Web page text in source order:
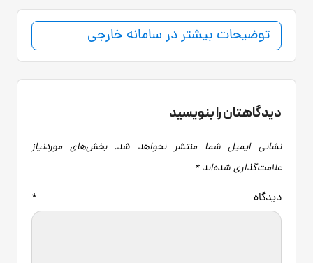
توضیحات بیشتر در سامانه خارجی
دیدگاهتان را بنویسید
نشانی ایمیل شما منتشر نخواهد شد. بخش‌های موردنیاز
علامت‌گذاری شده‌اند*
دیدگاه *